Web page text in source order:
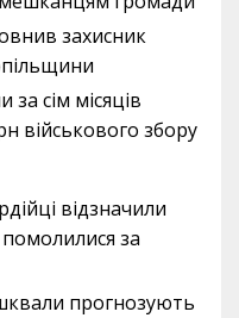
захисник
сім місяців
військового збору
відзначили
за
прогнозують